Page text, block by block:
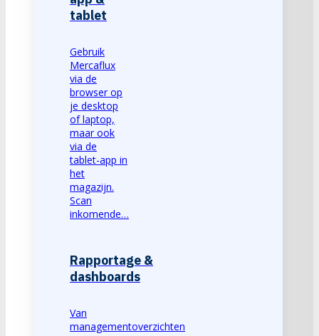
tablet
Gebruik
Mercaflux
via de
browser op
je desktop
of laptop,
maar ook
via de
tablet-app in
het
magazijn.
Scan
inkomende…
Rapportage &
dashboards
Van
managementoverzichten